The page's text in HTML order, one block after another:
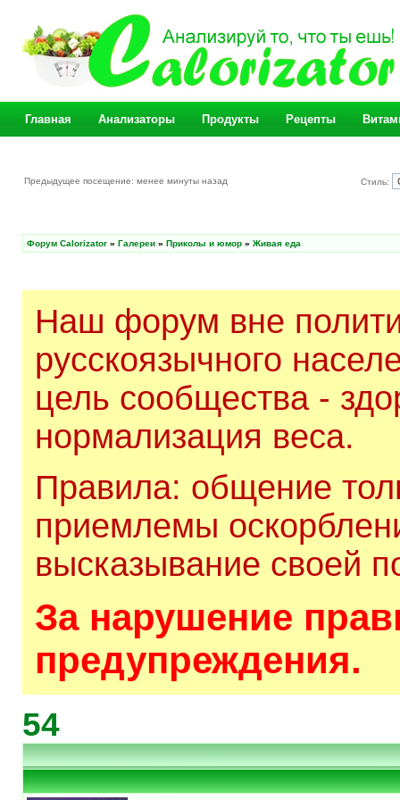
Главная Анализаторы Продукты Рецепты
Предыдущее посещение: менее минуты назад Стиль:
Форум Calorizator » Галереи » Приколы и юмор » Живая еда
Наш форум вне
русскоязычного
цель сообщества -
нормализация веса.
Правила: общение
приемлемы
высказывание своей
За нарушение
предупреждения.
54